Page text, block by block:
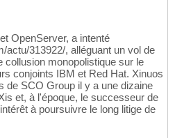
OpenServer, a intenté
actu/313922/, alléguant un vol de
collusion monopolistique sur le
conjoints IBM et Red Hat. Xinuos
de SCO Group il y a une dizaine
et, à l'époque, le successeur de
à poursuivre le long litige de